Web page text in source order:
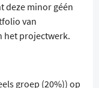
deze minor géén
van
het projectwerk.
groep (20%)) op